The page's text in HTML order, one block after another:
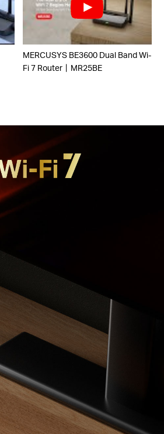
MERCUSYS BE3600 Dual Band Wi-
Fi 7 Router丨MR25BE